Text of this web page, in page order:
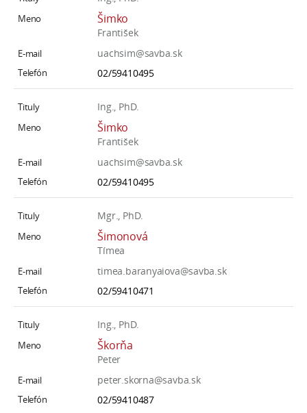
Šimko
František
uachsim@savba.sk
02/59410495
Ing., PhD.
Šimko
František
uachsim@savba.sk
02/59410495
Mgr., PhD.
Šimonová
Tímea
timea.baranyaiova@savba.sk
02/59410471
Ing., PhD.
Škorňa
Peter
peter.skorna@savba.sk
02/59410487